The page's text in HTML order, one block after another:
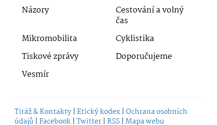
Názory
Cestování a volný
čas
Mikromobilita
Cyklistika
Tiskové zprávy
Doporučujeme
Vesmír
Tiráž & Kontakty | Etický kodex | Ochrana osobních
údajů | Facebook | Twitter | RSS | Mapa webu